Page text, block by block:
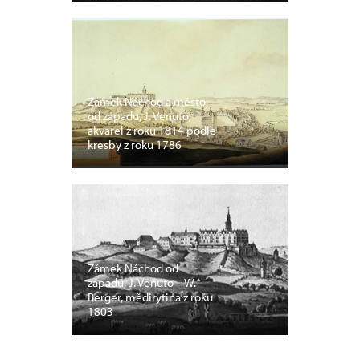
Zámek Náchod a město
od západu, J. Venuto,
akvarel z roku 1814 podle
kresby z roku 1786
Zámek Náchod od
západu, J. Venuto – W.
Berger, mědirytina z roku
1803